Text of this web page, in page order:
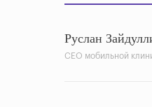
Руслан
СЕО мобильной